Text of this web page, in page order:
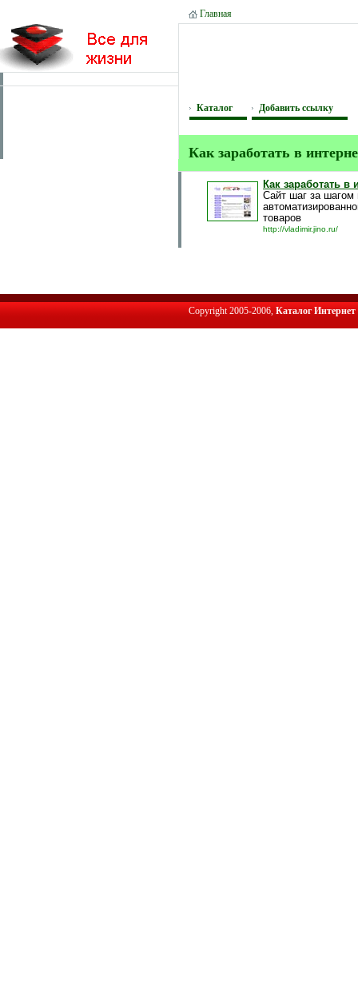
Главная
Каталог Добавить ссылку
Как заработать в
Как заработать в
Сайт шаг за шагом
товаров
http://vladimir.jino.ru/
Copyright 2005-2006, Каталог Интернет